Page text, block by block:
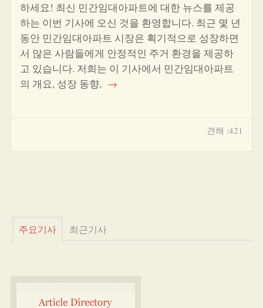
하세요! 최신 민간임대아파트에 대한 뉴스를 제공
하는 이번 기사에 오신 것을 환영합니다. 최근 몇 년
동안 민간임대아파트 시장은 획기적으로 성장하면
서 많은 사람들에게 안정적인 주거 환경을 제공하
고 있습니다. 저희는 이 기사에서 민간임대아파트
의 개요, 성장 동향, →
견해 :421
주요기사 최근기사